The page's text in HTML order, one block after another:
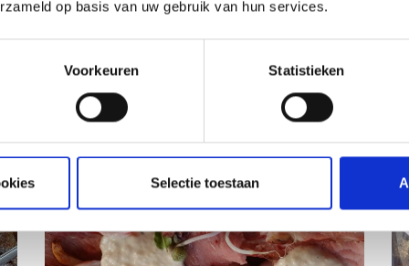
op basis van uw gebruik van hun services.
Voorkeuren Statistieken
Selectie toestaan